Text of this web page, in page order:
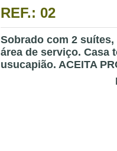
REF.: 02
Sobrado com 2
área de serviço. Casa
usucapião. ACEITA